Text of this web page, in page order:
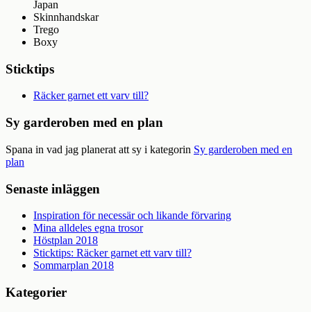
Japan
Skinnhandskar
Trego
Boxy
Sticktips
Räcker garnet ett varv till?
Sy garderoben med en plan
Spana in vad jag planerat att sy i kategorin Sy garderoben med en
plan
Senaste inläggen
Inspiration för necessär och likande förvaring
Mina alldeles egna trosor
Höstplan 2018
Sticktips: Räcker garnet ett varv till?
Sommarplan 2018
Kategorier